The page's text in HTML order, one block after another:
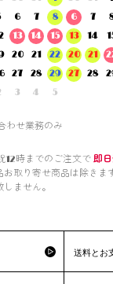
6 7
8
13 14
15
20 21
22
27 28
29
3 4 5
6
7
13
14
20
21
27
28
わせ業務のみ
12時までのご注文で 即日
取り寄せ商品は除きま
ません。
送料とお